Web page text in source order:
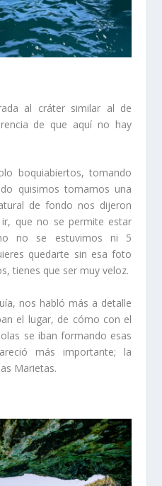
al cráter similar al de
de que aquí no hay
boquiabiertos, tomando
quisimos tomarnos una
de fondo nos dijeron
que no se permite estar
no se estuvimos ni 5
quedarte sin esa foto
tienes que ser muy veloz.
nos habló más a detalle
el lugar, de cómo con el
se iban formando esas
más importante; la
Marietas.